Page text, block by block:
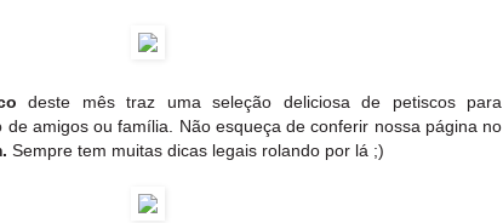
deste mês traz uma seleção deliciosa de petiscos para
amigos ou família. Não esqueça de conferir nossa página no
Sempre tem muitas dicas legais rolando por lá ;)